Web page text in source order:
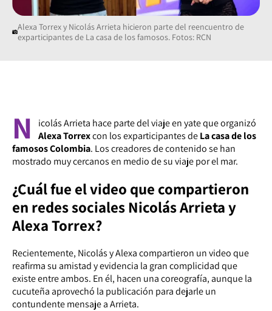
Alexa Torrex y Nicolás Arrieta hicieron parte del reencuentro de
exparticipantes de La casa de los famosos. Fotos: RCN
N
icolás Arrieta hace parte del viaje en yate que organizó
Alexa Torrexcon los exparticipantes deLa casa de los
famosos Colombia. Los creadores de contenido se han
mostrado muy cercanos en medio de su viaje por el mar.
¿Cuál fue el video que compartieron
en redes sociales Nicolás Arrieta y
Alexa Torrex?
Recientemente, Nicolás y Alexa compartieron un video que
reafirma su amistad y evidencia la gran complicidad que
existe entre ambos. En él, hacen una coreografía, aunque la
cucuteña aprovechó la publicación para dejarle un
contundente mensaje a Arrieta.